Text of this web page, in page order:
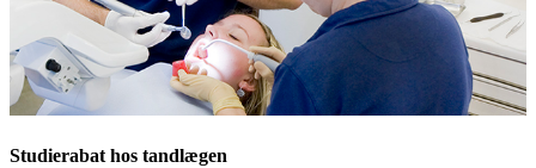
Studierabat hos tandlægen